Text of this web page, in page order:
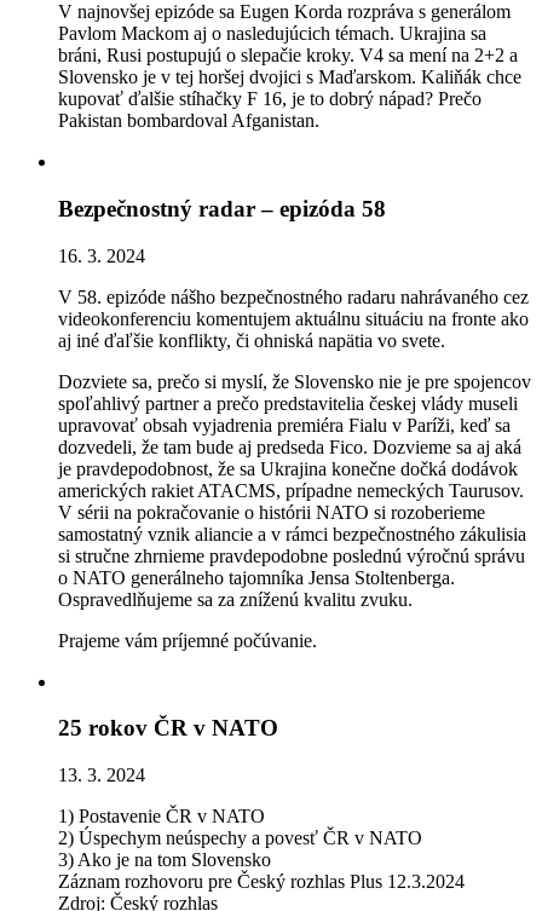
V najnovšej epizóde sa Eugen Korda rozpráva s generálom
Pavlom Mackom aj o nasledujúcich témach. Ukrajina sa
bráni, Rusi postupujú o slepačie kroky. V4 sa mení na 2+2 a
Slovensko je v tej horšej dvojici s Maďarskom. Kaliňák chce
kupovať ďalšie stíhačky F 16, je to dobrý nápad? Prečo
Pakistan bombardoval Afganistan.
Bezpečnostný radar – epizóda 58
16. 3. 2024
V 58. epizóde nášho bezpečnostného radaru nahrávaného cez
videokonferenciu komentujem aktuálnu situáciu na fronte ako
aj iné ďaľšie konflikty, či ohniská napätia vo svete.
Dozviete sa, prečo si myslí, že Slovensko nie je pre spojencov
spoľahlivý partner a prečo predstavitelia českej vlády museli
upravovať obsah vyjadrenia premiéra Fialu v Paríži, keď sa
dozvedeli, že tam bude aj predseda Fico. Dozvieme sa aj aká
je pravdepodobnost, že sa Ukrajina konečne dočká dodávok
amerických rakiet ATACMS, prípadne nemeckých Taurusov.
V sérii na pokračovanie o histórii NATO si rozoberieme
samostatný vznik aliancie a v rámci bezpečnostného zákulisia
si stručne zhrnieme pravdepodobne poslednú výročnú správu
o NATO generálneho tajomníka Jensa Stoltenberga.
Ospravedlňujeme sa za zníženú kvalitu zvuku.
Prajeme vám príjemné počúvanie.
25 rokov ČR v NATO
13. 3. 2024
1) Postavenie ČR v NATO
2) Úspechym neúspechy a povesť ČR v NATO
3) Ako je na tom Slovensko
Záznam rozhovoru pre Český rozhlas Plus 12.3.2024
Zdroj: Český rozhlas